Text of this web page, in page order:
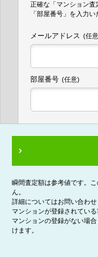
正確な 「マンション査
「部屋番号」を入力
メールアドレス (任
部屋番号 (任意)
瞬間査定額は参考値です。
ん。
詳細についてはお問い合わせ
マンションが登録されてい
マンションの登録がない場
けます。